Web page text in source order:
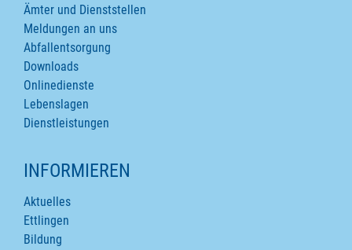
Ämter und Dienststellen
Meldungen an uns
Abfallentsorgung
Downloads
Onlinedienste
Lebenslagen
Dienstleistungen
INFORMIEREN
Aktuelles
Ettlingen
Bildung